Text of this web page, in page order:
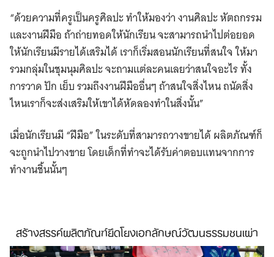
“ด้วยความที่ครูเป็นครูศิลปะ ทำให้มองว่า งานศิลปะ หัตถกรรม
และงานฝีมือ ถ้าถ่ายทอดให้นักเรียน จะสามารถนำไปต่อยอด
ให้นักเรียนมีรายได้เสริมได้ เราก็เริ่มสอนนักเรียนที่สนใจ ให้มา
รวมกลุ่มในชุมนุมศิลปะ จะถามแต่ละคนเลยว่าสนใจอะไร ทั้ง
การวาด ปัก เย็บ รวมถึงงานฝีมืออื่นๆ ถ้าสนใจสิ่งไหน ถนัดสิ่ง
ไหนเราก็จะส่งเสริมให้เขาได้หัดลองทำในสิ่งนั้น”
เมื่อนักเรียนมี “ฝีมือ” ในระดับที่สามารถวางขายได้ ผลิตภัณฑ์ก็
จะถูกนำไปวางขาย โดยเด็กที่ทำจะได้รับค่าตอบแทนจากการ
ทำงานชิ้นนั้นๆ
สร้างสรรค์ผลิตภัณฑ์ยึดโยงเอกลักษณ์วัฒนธรรมชนเผ่า